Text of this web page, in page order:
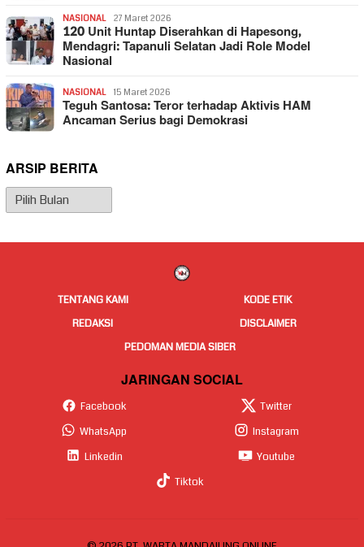
NASIONAL 27 Maret 2026
120 Unit Huntap Diserahkan di Hapesong,
Mendagri: Tapanuli Selatan Jadi Role Model
Nasional
NASIONAL 15 Maret 2026
Teguh Santosa: Teror terhadap Aktivis HAM
Ancaman Serius bagi Demokrasi
ARSIP BERITA
Arsip
Berita
TENTANG KAMI
KODE ETIK
REDAKSI
DISCLAIMER
PEDOMAN MEDIA SIBER
JARINGAN SOCIAL
Facebook
Twitter
WhatsApp
Instagram
Linkedin
Youtube
Tiktok